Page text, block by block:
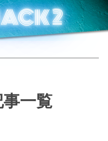
COINHACK 2
2
事一覧